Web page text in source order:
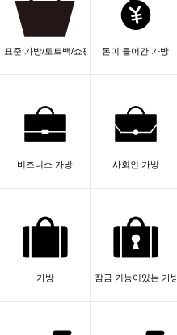
표준 가방/토트백/쇼핑 돈이 들어간 가방
비즈니스 가방 사회인 가방
가방 잠금 기능이있는 가방